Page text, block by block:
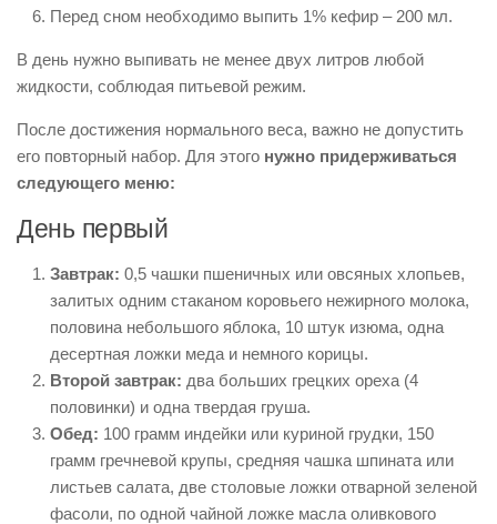
Перед сном необходимо выпить 1% кефир – 200 мл.
В день нужно выпивать не менее двух литров любой
жидкости, соблюдая питьевой режим.
После достижения нормального веса, важно не допустить
его повторный набор. Для этого нужно придерживаться
следующего меню:
День первый
Завтрак: 0,5 чашки пшеничных или овсяных хлопьев,
залитых одним стаканом коровьего нежирного молока,
половина небольшого яблока, 10 штук изюма, одна
десертная ложки меда и немного корицы.
Второй завтрак: два больших грецких ореха (4
половинки) и одна твердая груша.
Обед: 100 грамм индейки или куриной грудки, 150
грамм гречневой крупы, средняя чашка шпината или
листьев салата, две столовые ложки отварной зеленой
фасоли, по одной чайной ложке масла оливкового